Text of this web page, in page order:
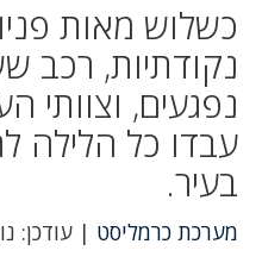
כשלוש מאות
נקודתיות, רכב
נפגעים, וצוותי
עבדו כל הלילה
בעיר.
מערכת כרמליסט | עודכן: